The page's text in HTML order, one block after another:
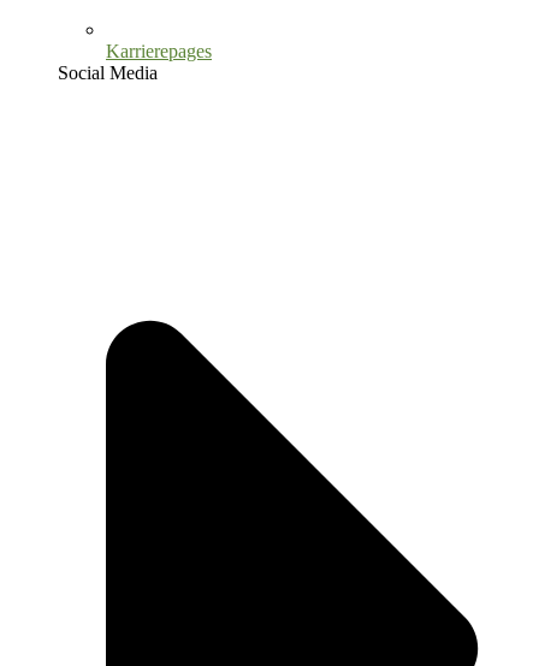
Karrierepages
Social Media